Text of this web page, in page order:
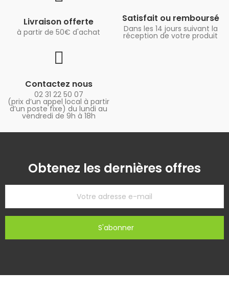
Livraison offerte
à partir de 50€ d'achat
Satisfait ou remboursé
Dans les 14 jours suivant la
réception de votre produit
Contactez nous
02 31 22 50 07
(prix d’un appel local à partir
d’un poste fixe) du lundi au
vendredi de 9h à 18h
Obtenez les dernières offres
S'abonner